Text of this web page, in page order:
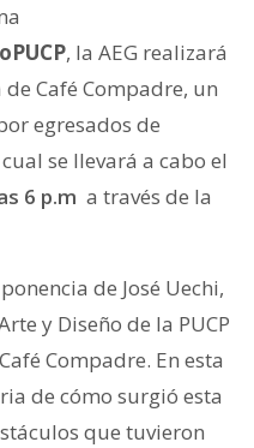
, la AEG realizará
Café Compadre, un
egresados de
se llevará a cabo el
6 p.m a través de la
de José Uechi,
y Diseño de la PUCP
Compadre. En esta
de cómo surgió esta
que tuvieron